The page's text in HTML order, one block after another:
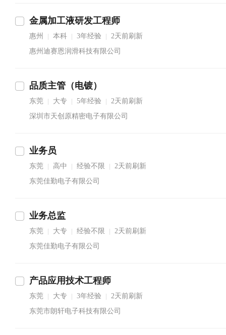
金属加工液研发工程师
惠州 本科 3年经验
2天前刷新
惠州迪赛恩润滑科技有限公司
品质主管（电镀）
东莞 大专 5年经验
2天前刷新
深圳市天创原精密电子有限公司
业务员
东莞 高中 经验不限
2天前刷新
东莞佳勤电子有限公司
业务总监
东莞 大专 经验不限
2天前刷新
东莞佳勤电子有限公司
产品应用技术工程师
东莞 大专 3年经验
2天前刷新
东莞市朗轩电子科技有限公司